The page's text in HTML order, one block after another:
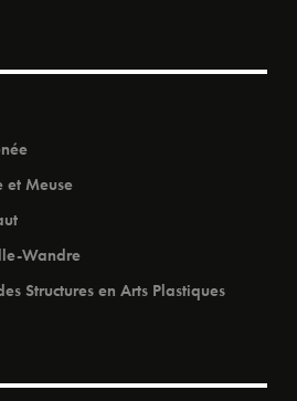
et Meuse
Wandre
Structures en Arts Plastiques